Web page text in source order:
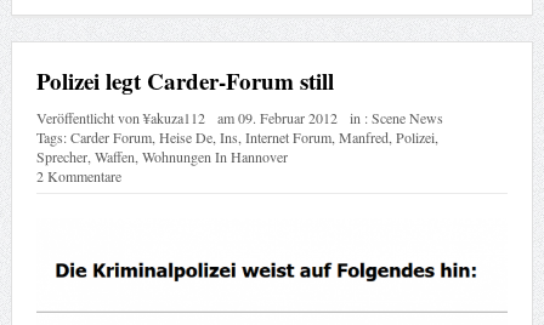
Polizei legt Carder-Forum still
Veröffentlicht von¥akuza112 am09. Februar 2012 in :Scene News
Tags:Carder Forum, Heise De, Ins Internet Forum, Manfred, Polizei
Sprecher, Waffen Wohnungen In Hannover
2 Kommentare